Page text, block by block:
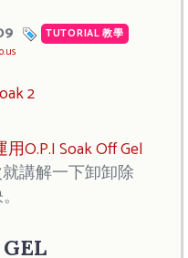
TUTORIAL 教學
O.P.I Soak Off Gel
就講解一下卸卸除